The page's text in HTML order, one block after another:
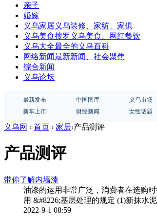
亲子
婚嫁
义乌家居义乌装修、家纺、家俱
义乌美食搜罗义乌美食、网红餐饮
义乌大全最全的义乌百科
网络新闻最新新闻、社会聚焦
综合新闻
义乌论坛
最新发布 中国图库 义乌市场
新车上市
财经新闻 女性话题
义乌网 › 首页 › 家居›产品测评
产品测评
带你了解内墙漆
油漆的运用非常广泛，消费者在选购
用 &#8226;基层处理的规定 (1)新抹水
2022-9-1 08:59